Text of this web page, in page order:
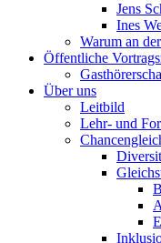
Jens
Ines
Warum an
Öffentliche
Über uns
Leitbild
Lehr- und